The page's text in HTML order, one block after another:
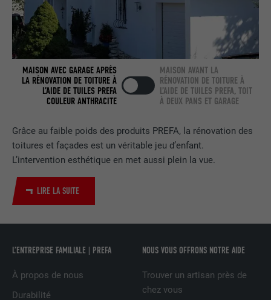
Grâce au faible poids des produits PREFA, la rénovation des
toitures et façades est un véritable jeu d’enfant.
L’intervention esthétique en met aussi plein la vue.
LIRE LA SUITE
MAISON AVEC GARAGE APRÈS
LA RÉNOVATION DE TOITURE À
L’AIDE DE TUILES PREFA
COULEUR ANTHRACITE
MAISON AVANT LA
RÉNOVATION DE TOITURE À
L’AIDE DE TUILES PREFA, TOIT
À DEUX PANS ET GARAGE
L’ENTREPRISE FAMILIALE | PREFA
À propos de nous
Durabilité
NOUS VOUS OFFRONS NOTRE AIDE
Trouver un artisan près de
chez vous
EXPIRATION
UTILITÉ
Utilisé par le service de réseau social
LinkedIn pour suivre l'utilisation de
services intégrés.
bscookie
FOURNISSEUR LinkedIn
EXPIRATION
UTILITÉ
NOM UserMatchHistory
FOURNISSEUR